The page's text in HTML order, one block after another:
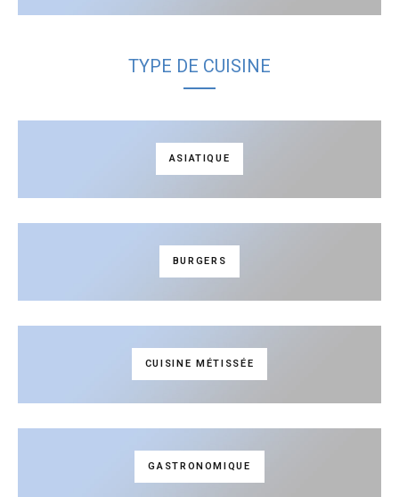
TYPE DE CUISINE
ASIATIQUE
BURGERS
CUISINE MÉTISSÉE
GASTRONOMIQUE